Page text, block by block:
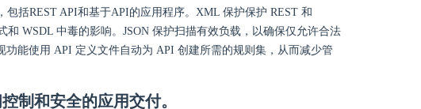
包括REST API和基于API的应用程序。XML 保护保护 REST 和
和 WSDL 中毒的影响。JSON 保护扫描有效负载，以确保仅允许合法
功能使用 API 定义文件自动为 API 创建所需的规则集，从而减少管
制和安全的应用交付。